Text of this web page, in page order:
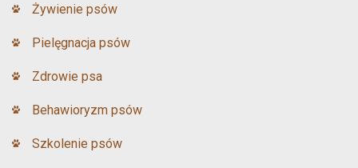
Żywienie psów
Pielęgnacja psów
Zdrowie psa
Behawioryzm psów
Szkolenie psów